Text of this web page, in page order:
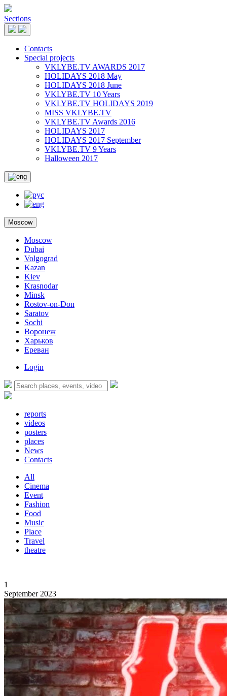
Sections
Contacts
Special projects
VKLYBE.TV AWARDS 2017
HOLIDAYS 2018 May
HOLIDAYS 2018 June
VKLYBE.TV 10 Years
VKLYBE.TV HOLIDAYS 2019
MISS VKLYBE.TV
VKLYBE.TV Awards 2016
HOLIDAYS 2017
HOLIDAYS 2017 September
VKLYBE.TV 9 Years
Halloween 2017
Moscow
Moscow
Dubai
Volgograd
Kazan
Kiev
Krasnodar
Minsk
Rostov-on-Don
Saratov
Sochi
Воронеж
Харьков
Ереван
Login
reports
videos
posters
places
News
Contacts
All
Cinema
Event
Fashion
Food
Music
Place
Travel
theatre
1
September 2023